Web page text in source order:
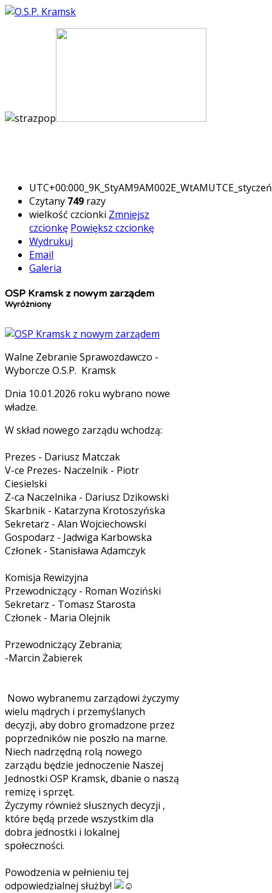
Czytany 749 razy
wielkość czcionki Zmniejsz
czcionkę Powiększ czcionkę
Wydrukuj
Email
Galeria
OSP Kramsk z nowym zarządem
Wyróżniony
Walne Zebranie Sprawozdawczo -
Wyborcze O.S.P. Kramsk
Dnia 10.01.2026 roku wybrano nowe
władze.
W skład nowego zarządu wchodzą:
Prezes - Dariusz Matczak
V-ce Prezes- Naczelnik - Piotr
Ciesielski
Z-ca Naczelnika - Dariusz Dzikowski
Skarbnik - Katarzyna Krotoszyńska
Sekretarz - Alan Wojciechowski
Gospodarz - Jadwiga Karbowska
Członek - Stanisława Adamczyk
Komisja Rewizyjna
Przewodniczący - Roman Woziński
Sekretarz - Tomasz Starosta
Członek - Maria Olejnik
Przewodniczący Zebrania;
-Marcin Żabierek
Nowo wybranemu zarządowi życzymy
wielu mądrych i przemyślanych
decyzji, aby dobro gromadzone przez
poprzedników nie poszło na marne.
Niech nadrzędną rolą nowego
zarządu będzie jednoczenie Naszej
Jednostki OSP Kramsk, dbanie o naszą
remizę i sprzęt.
Życzymy również słusznych decyzji ,
które będą przede wszystkim dla
dobra jednostki i lokalnej
społeczności.
Powodzenia w pełnieniu tej
odpowiedzialnej służby!